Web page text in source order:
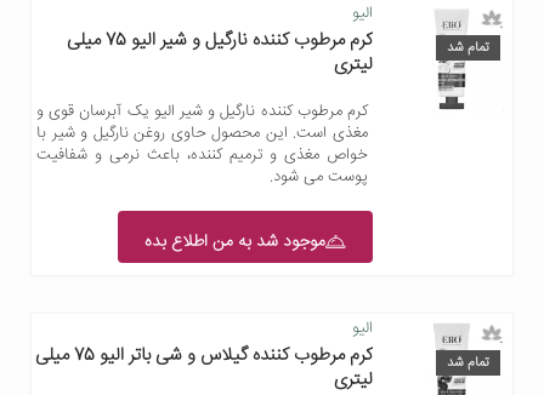
تمام شد
الیو
کرم مرطوب کننده نارگیل و شیر الیو 75 میلی
لیتری
کرم مرطوب کننده نارگیل و شیر الیو یک آبرسان قوی و
مغذی است. این محصول حاوی روغن نارگیل و شیر با
خواص مغذی و ترمیم کننده، باعث نرمی و شفافیت
پوست می شود.
موجود شد به من اطلاع بده
تمام شد
الیو
کرم مرطوب کننده گیلاس و شی باتر الیو 75 میلی
لیتری